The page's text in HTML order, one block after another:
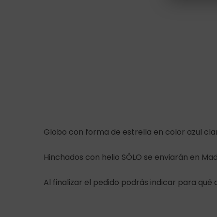
Globo con forma de estrella en color azul
Hinchados con helio SÓLO se enviarán en
Al finalizar el pedido podrás indicar para